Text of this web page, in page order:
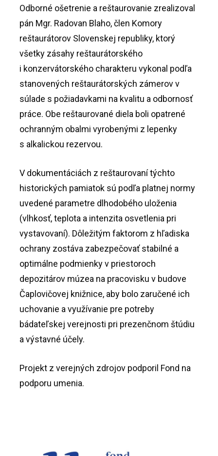
Odborné ošetrenie a reštaurovanie zrealizoval
pán Mgr. Radovan Blaho, člen Komory
reštaurátorov Slovenskej republiky, ktorý
všetky zásahy reštaurátorského
i konzervátorského charakteru vykonal podľa
stanovených reštaurátorských zámerov v
súlade s požiadavkami na kvalitu a odbornosť
práce. Obe reštaurované diela boli opatrené
ochranným obalmi vyrobenými z lepenky
s alkalickou rezervou.
V dokumentáciách z reštaurovaní týchto
historických pamiatok sú podľa platnej normy
uvedené parametre dlhodobého uloženia
(vlhkosť, teplota a intenzita osvetlenia pri
vystavovaní). Dôležitým faktorom z hľadiska
ochrany zostáva zabezpečovať stabilné a
optimálne podmienky v priestoroch
depozitárov múzea na pracovisku v budove
Čaplovičovej knižnice, aby bolo zaručené ich
uchovanie a využívanie pre potreby
bádateľskej verejnosti pri prezenčnom štúdiu
a výstavné účely.
Projekt z verejných zdrojov podporil Fond na
podporu umenia.